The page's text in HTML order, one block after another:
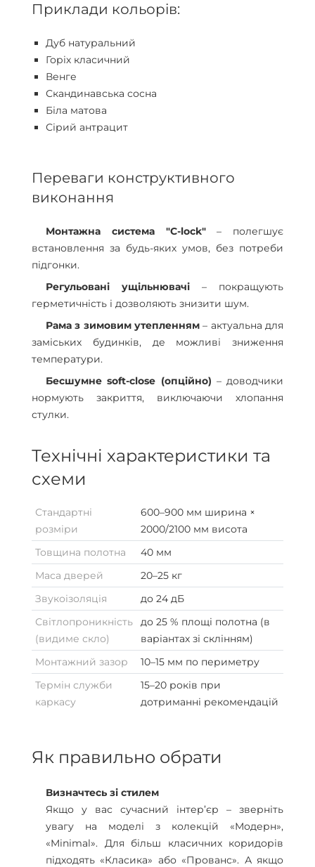
Приклади кольорів:
Дуб натуральний
Горіх класичний
Венге
Скандинавська сосна
Біла матова
Сірий антрацит
Переваги конструктивного
виконання
Монтажна система "С-lock"– полегшує
встановлення за будь-яких умов, без потреби
підгонки.
Регульовані ущільнювачі – покращують
герметичність і дозволяють знизити шум.
Рама з зимовим утепленням – актуальна для
заміських будинків, де можливі зниження
температури.
Бесшумне soft-close (опційно) – доводчики
нормують закриття, виключаючи хлопання
стулки.
Технічні характеристики та
схеми
Стандартні
розміри
600–900 мм ширина ×
2000/2100 мм висота
Товщина полотна
40 мм
Маса дверей
20–25 кг
Звукоізоляція
до 24 дБ
Світлопроникність
(видиме скло)
до 25 % площі полотна (в
варіантах зі склінням)
Монтажний зазор
10–15 мм по периметру
Термін служби
каркасу
15–20 років при
дотриманні рекомендацій
Як правильно обрати
Визначтесь зі стилем
Якщо у вас сучасний інтер’єр – зверніть
увагу на моделі з колекцій «Модерн»,
«Minimal». Для більш класичних коридорів
підходять «Класика» або «Прованс». А якщо